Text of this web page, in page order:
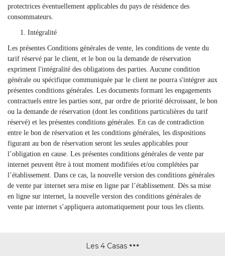
protectrices éventuellement applicables du pays de résidence des
consommateurs.
Intégralité
Les présentes Conditions générales de vente, les conditions de vente du
tarif réservé par le client, et le bon ou la demande de réservation
expriment l'intégralité des obligations des parties. Aucune condition
générale ou spécifique communiquée par le client ne pourra s'intégrer aux
présentes conditions générales. Les documents formant les engagements
contractuels entre les parties sont, par ordre de priorité décroissant, le bon
ou la demande de réservation (dont les conditions particulières du tarif
réservé) et les présentes conditions générales. En cas de contradiction
entre le bon de réservation et les conditions générales, les dispositions
figurant au bon de réservation seront les seules applicables pour
l’obligation en cause. Les présentes conditions générales de vente par
internet peuvent être à tout moment modifiées et/ou complétées par
l’établissement. Dans ce cas, la nouvelle version des conditions générales
de vente par internet sera mise en ligne par l’établissement. Dès sa mise
en ligne sur internet, la nouvelle version des conditions générales de
vente par internet s’appliquera automatiquement pour tous les clients.
Les 4 Casas